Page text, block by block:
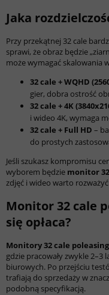
Jaka
Przy przekątnej 32 cale
sprawi, że obraz będzie
może wymagać skalowania
32 cale + WQHD
gier, dobra ostrość
32 cale + 4K
i wideo 4K, wymaga
32 cale + Full HD –
do prostych
Jeśli szukasz kompromisu
wyborem będzie monitor
zdjęć i wideo warto rozważyć
Monitor 32 cale
się opłaca?
Monitory 32 cale
gdzie pracowały zwykle
biurowych. Po przejściu
trafiają do sprzedaży w
podobną specyfikacją.